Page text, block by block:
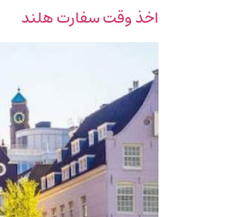
اخذ وقت سفارت هلند